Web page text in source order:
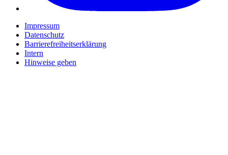
Impressum
Datenschutz
Barrierefreiheitserklärung
Intern
Hinweise geben